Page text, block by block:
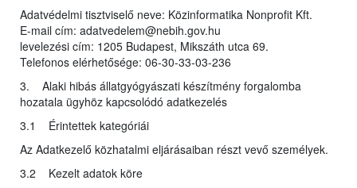
Adatvédelmi tisztviselő neve: Közinformatika Nonprofit Kft.
E-mail cím: adatvedelem@nebih.gov.hu
levelezési cím: 1205 Budapest, Mikszáth utca 69.
Telefonos elérhetősége: 06-30-33-03-236
3. Alaki hibás állatgyógyászati készítmény forgalomba
hozatala ügyhöz kapcsolódó adatkezelés
3.1 Érintettek kategóriái
Az Adatkezelő közhatalmi eljárásaiban részt vevő személyek.
3.2 Kezelt adatok köre